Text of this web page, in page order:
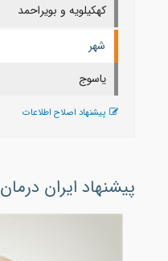
كهكيلويه و بويراحمد
شهر
ياسوج
پیشنهاد اصلاح اطلاعات
پیشنهاد ایران درمان